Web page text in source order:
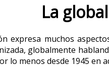
La
expresa muchos
globalmente
lo menos desde 1945 en